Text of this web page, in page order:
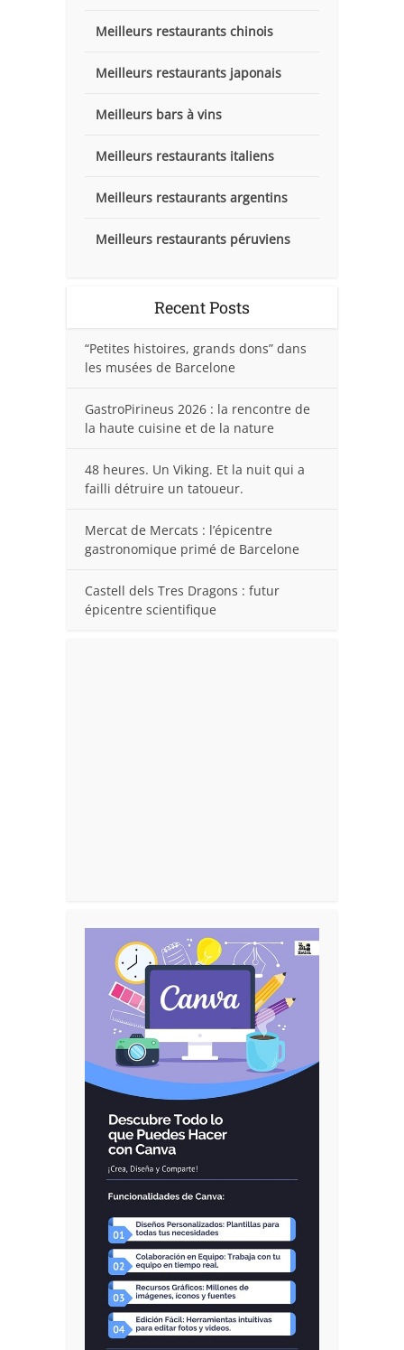
Meilleurs restaurants chinois
Meilleurs restaurants japonais
Meilleurs bars à vins
Meilleurs restaurants italiens
Meilleurs restaurants argentins
Meilleurs restaurants péruviens
Recent Posts
“Petites histoires, grands dons” dans
les musées de Barcelone
GastroPirineus 2026 : la rencontre de
la haute cuisine et de la nature
48 heures. Un Viking. Et la nuit qui a
failli détruire un tatoueur.
Mercat de Mercats : l’épicentre
gastronomique primé de Barcelone
Castell dels Tres Dragons : futur
épicentre scientifique